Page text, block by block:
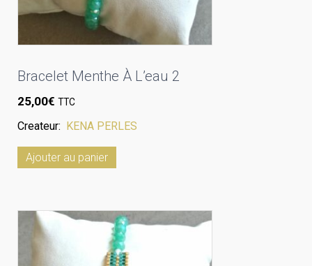
Bracelet Menthe À L’eau 2
25,00€ TTC
Createur: KENA PERLES
Ajouter au panier